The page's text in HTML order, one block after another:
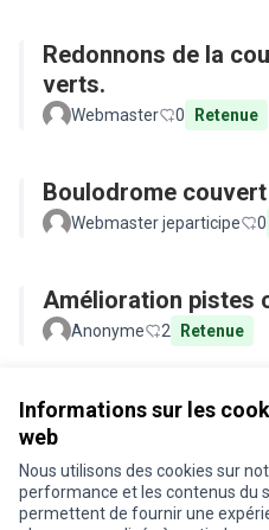
Informations sur les
web
Nous utilisons des cookies sur
performance et les contenus du
permettent de fournir une
Redonnons de la
verts.
Webmaster 0 Retenue
Boulodrome couvert
Webmaster jeparticipe 0
Amélioration pistes
Anonyme 2 Retenue
Conditions d'utilisation
Paramètres des cookies
Je participe ! sur X
Je participe ! sur Facebook
Je participe ! sur